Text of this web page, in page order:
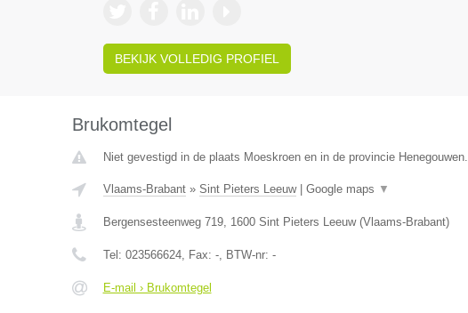
BEKIJK VOLLEDIG PROFIEL
Brukomtegel
Niet gevestigd in de plaats Moeskroen en in de provincie Henegouwen.
Vlaams-Brabant» Sint Pieters Leeuw| Google maps ▼
Bergensesteenweg 719, 1600 Sint Pieters Leeuw(Vlaams-Brabant)
Tel: 023566624, Fax: -, BTW-nr: -
E-mail › Brukomtegel